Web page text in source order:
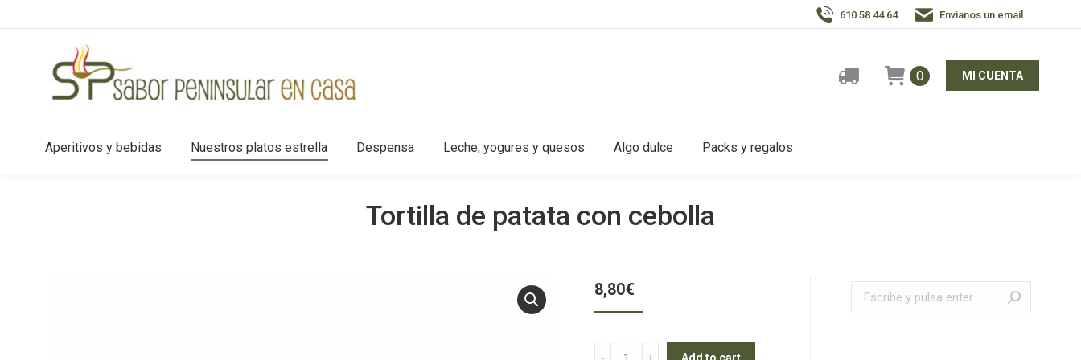
610 58 44 64 Envianos un email
0 MI CUENTA
Aperitivos y bebidas Nuestros platos estrella Despensa Leche, yogures y quesos Algo dulce Packs y regalos
Tortilla de patata con cebolla
8,80€
Tortilla
Buscar: